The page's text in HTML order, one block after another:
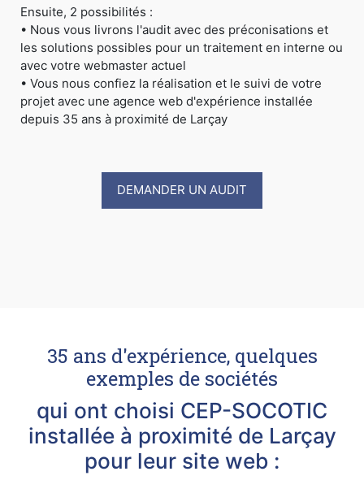
Ensuite, 2 possibilités :
• Nous vous livrons l'audit avec des préconisations et
les solutions possibles pour un traitement en interne ou
avec votre webmaster actuel
• Vous nous confiez la réalisation et le suivi de votre
projet avec une agence web d'expérience installée
depuis 35 ans à proximité de Larçay
DEMANDER UN AUDIT
35 ans d'expérience, quelques
exemples de sociétés
qui ont choisi CEP-SOCOTIC
installée à proximité de Larçay
pour leur site web :